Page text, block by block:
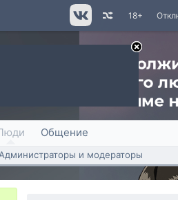
18+
Общение
Администраторы и модераторы